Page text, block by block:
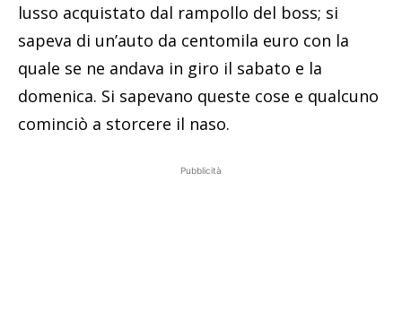
lusso acquistato dal rampollo del boss; si
sapeva di un’auto da centomila euro con la
quale se ne andava in giro il sabato e la
domenica. Si sapevano queste cose e qualcuno
cominciò a storcere il naso.
Pubblicità